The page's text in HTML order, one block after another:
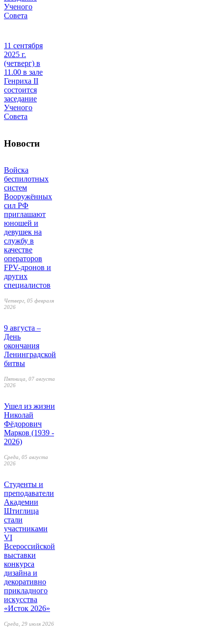
Ученого
Совета
11 сентября
2025 г.
(четверг) в
11.00 в зале
Генриха II
состоится
заседание
Ученого
Совета
Новости
Войска
беспилотных
систем
Вооружённых
сил РФ
приглашают
юношей и
девушек на
службу в
качестве
операторов
FPV-дронов и
других
специалистов
Четверг, 05 февраля
2026
9 августа –
День
окончания
Ленинградской
битвы
Пятница, 07 августа
2026
Ушел из жизни
Николай
Фёдорович
Марков (1939 -
2026)
Среда, 05 августа
2026
Студенты и
преподаватели
Академии
Штиглица
стали
участниками
VI
Всероссийской
выставки
конкурса
дизайна и
декоративно
прикладного
искусства
«Исток 2026»
Среда, 29 июля 2026